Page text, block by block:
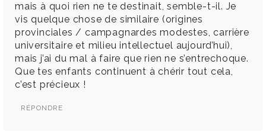
mais à quoi rien ne te destinait, semble-t-il. Je
vis quelque chose de similaire (origines
provinciales / campagnardes modestes, carrière
universitaire et milieu intellectuel aujourd’hui),
mais j’ai du mal à faire que rien ne s’entrechoque.
Que tes enfants continuent à chérir tout cela,
c’est précieux !
RÉPONDRE